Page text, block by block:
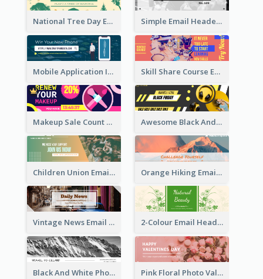
National Tree Day Email Header Simple Email Header With Clear Title
Mobile Application Intro Email Header Skill Share Course Email Header
Makeup Sale Count Down Email Header Awesome Black And Yellow Headphone Promotion Header Design
Children Union Email Header Orange Hiking Email Header For Sport Equipment Store
Vintage News Email Header 2-Colour Email Header With Floral Theme
Black And White Photo Iceland Travel Email Header Pink Floral Photo Valentines Day Email Header